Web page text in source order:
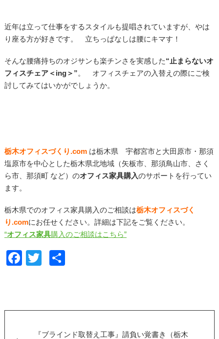
近年は立って仕事をするスタイルも提唱されていますが、やは
り座る方が好きです。 立ちっぱなしは腰にキマす！
そんな腰痛持ちのオジサンも楽チンさを実感した“止まらないオ
フィスチェア＜ing＞”。 オフィスチェアの入替えの際にご検
討してみてはいかがでしょうか。
栃木オフィスづくり.com は栃木県 宇都宮市と大田原市・那須
塩原市を中心とした栃木県北地域（矢板市、那須鳥山市、さく
ら市、那須町 など） のオフィス家具購入のサポートを行ってい
ます。
栃木県でのオフィス家具購入のご相談は栃木オフィスづく
り .comにお任せください。詳細は下記をご覧ください。
“オフィス家具購入のご相談はこちら”
F
『ブラインド取替え工事』請負い覚書き（栃木